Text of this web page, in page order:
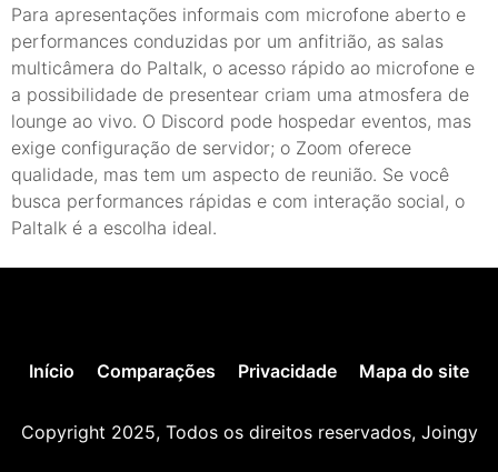
Para apresentações informais com microfone aberto e
performances conduzidas por um anfitrião, as salas
multicâmera do Paltalk, o acesso rápido ao microfone e
a possibilidade de presentear criam uma atmosfera de
lounge ao vivo. O Discord pode hospedar eventos, mas
exige configuração de servidor; o Zoom oferece
qualidade, mas tem um aspecto de reunião. Se você
busca performances rápidas e com interação social, o
Paltalk é a escolha ideal.
Início Comparações Privacidade Mapa do site
Copyright 2025, Todos os direitos reservados, Joingy